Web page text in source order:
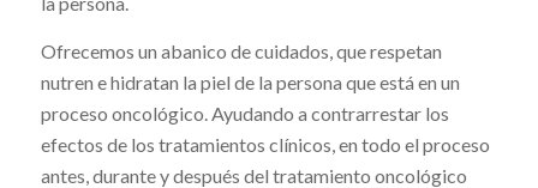
Ofrecemos un abanico de cuidados, que respetan
nutren e hidratan la piel de la persona que está en un
proceso oncológico. Ayudando a contrarrestar los
efectos de los tratamientos clínicos, en todo el proceso
antes, durante y después del tratamiento oncológico